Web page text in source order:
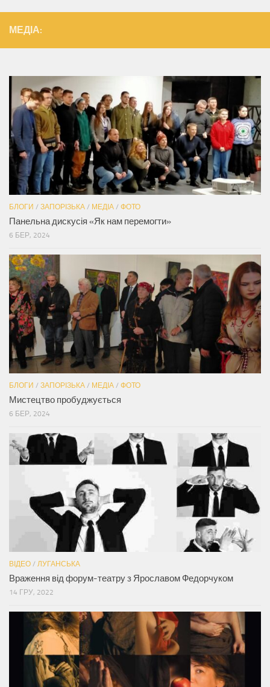
МЕДІА:
БЛОГИ / ЗАПОРІЗЬКА / МЕДІА / ФОТО
Панельна дискусія «Як нам перемогти»
6 БЕР, 2024
БЛОГИ / ЗАПОРІЗЬКА / МЕДІА / ФОТО
Мистецтво пробуджується
6 БЕР, 2024
ВІДЕО / ЛУГАНСЬКА
Враження від форум-театру з Ярославом Федорчуком
14 ГРУ, 2022